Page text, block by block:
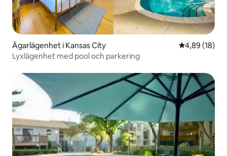
Ägarlägenhet i Kansas City 4,89 av 5 i
4,89 (18)
Lyxlägenhet med pool och parkering